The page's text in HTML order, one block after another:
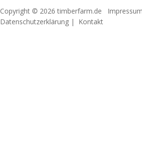
Copyright © 2026 timberfarm.de
Datenschutzerklärung | Kontakt